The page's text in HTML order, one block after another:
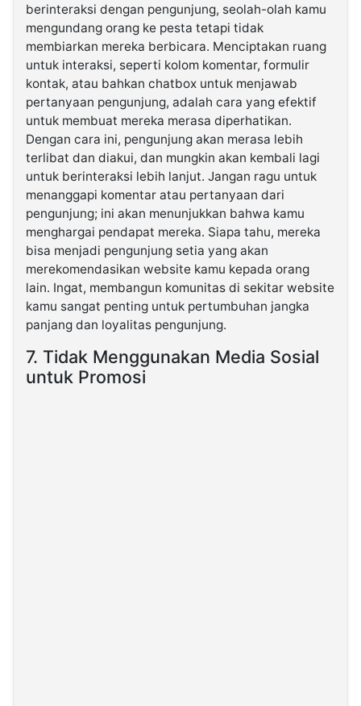
berinteraksi dengan pengunjung, seolah-olah kamu
mengundang orang ke pesta tetapi tidak
membiarkan mereka berbicara. Menciptakan ruang
untuk interaksi, seperti kolom komentar, formulir
kontak, atau bahkan chatbox untuk menjawab
pertanyaan pengunjung, adalah cara yang efektif
untuk membuat mereka merasa diperhatikan.
Dengan cara ini, pengunjung akan merasa lebih
terlibat dan diakui, dan mungkin akan kembali lagi
untuk berinteraksi lebih lanjut. Jangan ragu untuk
menanggapi komentar atau pertanyaan dari
pengunjung; ini akan menunjukkan bahwa kamu
menghargai pendapat mereka. Siapa tahu, mereka
bisa menjadi pengunjung setia yang akan
merekomendasikan website kamu kepada orang
lain. Ingat, membangun komunitas di sekitar website
kamu sangat penting untuk pertumbuhan jangka
panjang dan loyalitas pengunjung.
7. Tidak Menggunakan Media Sosial
untuk Promosi